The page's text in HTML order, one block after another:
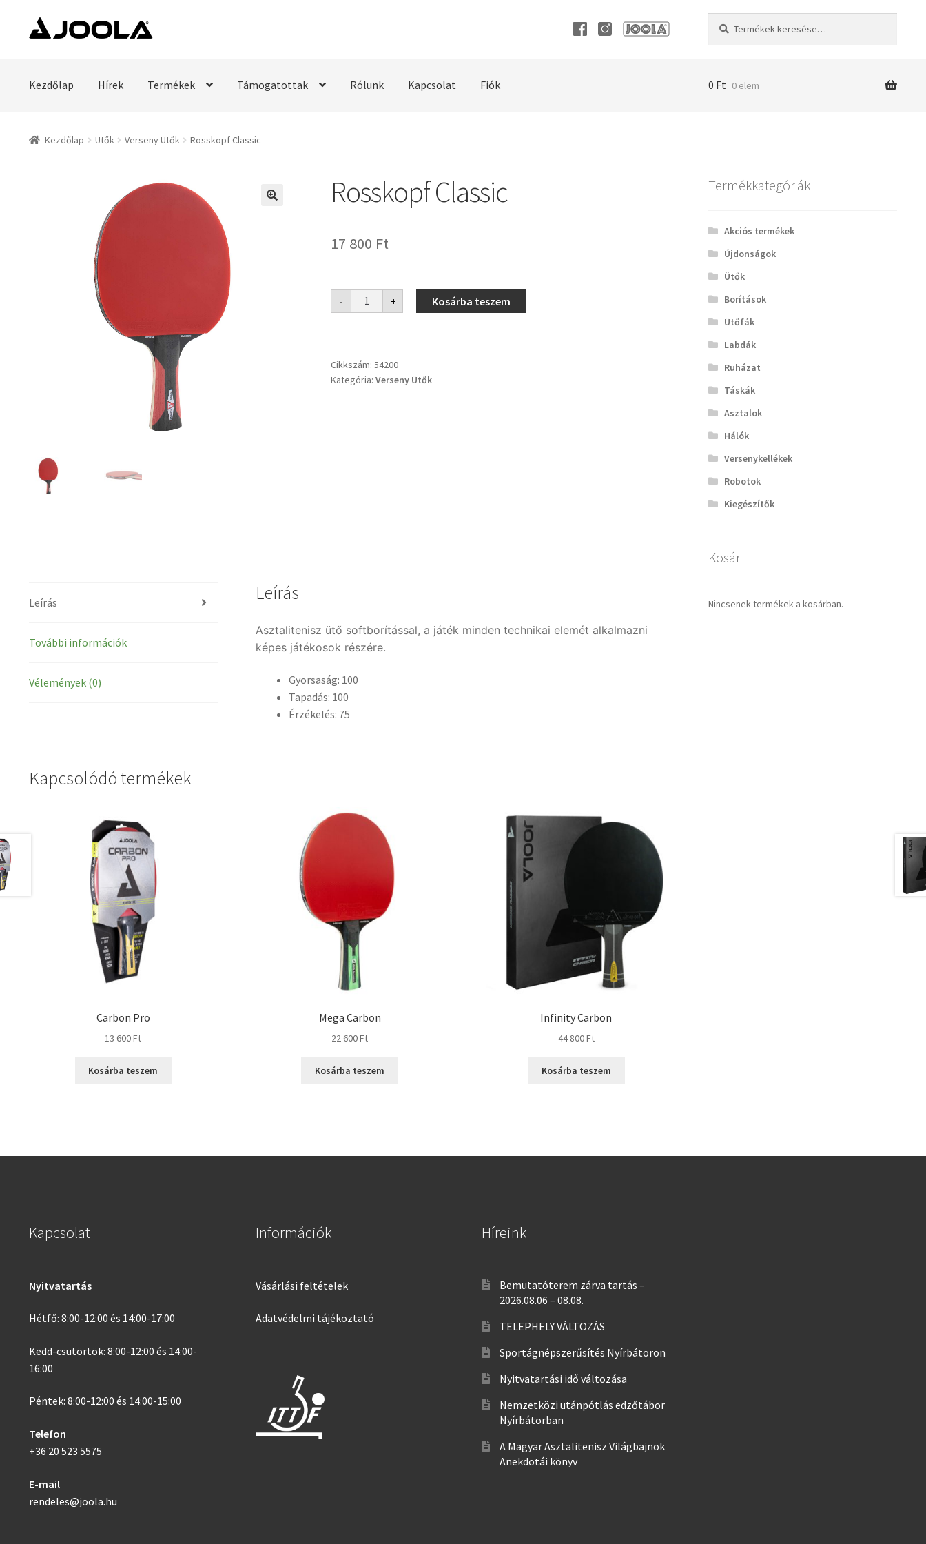
Ugrás
a
Kilépés
a
Kezdőlap Hírek Termékek Támogatottak Rólunk Kapcsolat Fiók 0 Ft 0 elem
Kezdőlap Ütők Verseny Ütők Rosskopf Classic
Rosskopf Classic
17 800 Ft
-
Rosskopf
Classic
+ Kosárba teszem
Cikkszám:54200
Kategória:Verseny Ütők
Leírás
További információk
Vélemények (0)
Leírás
Asztalitenisz ütő softborítással, a játék minden technikai elemét alkalmazni
képes játékosok részére.
Gyorsaság: 100
Tapadás: 100
Érzékelés: 75
Kapcsolódó termékek
Carbon Pro
13 600Ft
Kosárba teszem
Mega Carbon
22 600Ft
Kosárba teszem
Infinity Carbon
44 800Ft
Kosárba teszem
Termékkategóriák
Akciós termékek
Újdonságok
Ütők
Borítások
Ütőfák
Labdák
Ruházat
Táskák
Asztalok
Hálók
Versenykellékek
Robotok
Kiegészítők
Kosár
Nincsenek termékek a kosárban.
Kapcsolat
Nyitvatartás
Hétfő: 8:00-12:00 és 14:00-17:00
Kedd-csütörtök: 8:00-12:00 és 14:00-
16:00
Péntek: 8:00-12:00 és 14:00-15:00
Telefon
+36 20 523 5575
E-mail
rendeles@joola.hu
Információk
Vásárlási feltételek
Adatvédelmi tájékoztató
Híreink
Bemutatóterem zárva tartás –
2026.08.06 – 08.08.
TELEPHELY VÁLTOZÁS
Sportágnépszerűsítés Nyírbátoron
Nyitvatartási idő változása
Nemzetközi utánpótlás edzőtábor
Nyírbátorban
A Magyar Asztalitenisz Világbajnok
Anekdotái könyv